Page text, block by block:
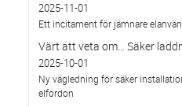
2025-11-01
Ett incitament för jämnare
Värt att veta om… Säker
2025-10-01
Ny vägledning för säker
elfordon